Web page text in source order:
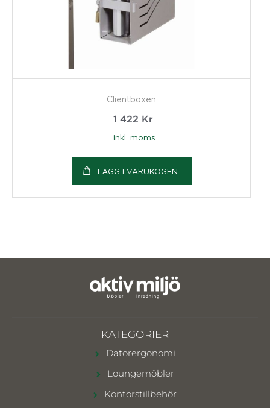
Clientboxen
1 422 Kr
inkl. moms
LÄGG I VARUKOGEN
KATEGORIER
Datorergonomi
Loungemöbler
Kontorstillbehör